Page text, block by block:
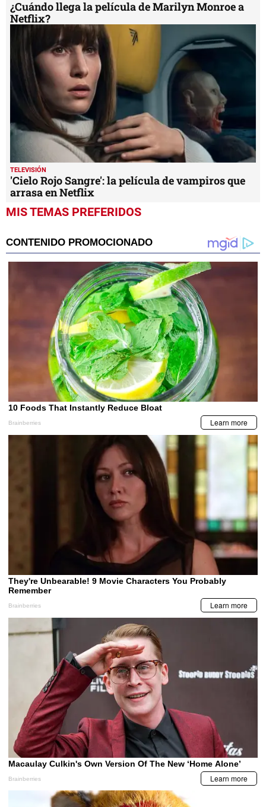
¿Cuándo llega la película de Marilyn Monroe a
Netflix?
TELEVISIÓN
'Cielo Rojo Sangre': la película de vampiros que
arrasa en Netflix
MIS TEMAS PREFERIDOS